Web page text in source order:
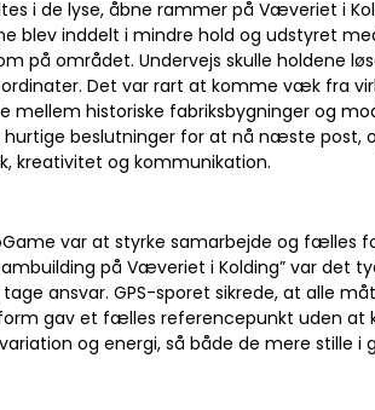
i de lyse, åbne rammer på Væveriet i
blev inddelt i mindre hold og udstyret
på området. Undervejs skulle holdene
Det var rart at komme væk fra
mellem historiske fabriksbygninger og
beslutninger for at nå næste post,
kreativitet og kommunikation.
var at styrke samarbejde og fælles
på Væveriet i Kolding” var det
ansvar. GPS-sporet sikrede, at alle
gav et fælles referencepunkt uden at
og energi, så både de mere stille i